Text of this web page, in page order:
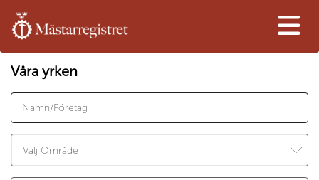
Våra yrken